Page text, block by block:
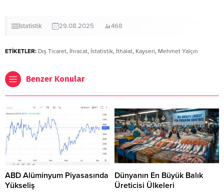
İstatistik 29.08.2025 468
ETİKETLER: Dış Ticaret, İhracat, İstatistik, İthalat, Kayseri, Mehmet Yalçın
Benzer Konular
ABD Alüminyum Piyasasında
Yükseliş
Dünyanın En Büyük Balık
Üreticisi Ülkeleri